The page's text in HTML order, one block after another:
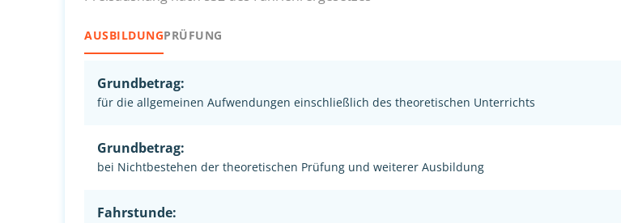
AUSBILDUNGPRÜFUNG
Grundbetrag:
für die allgemeinen Aufwendungen einschließlich des theoretischen Unterrichts
Grundbetrag:
bei Nichtbestehen der theoretischen Prüfung und weiterer Ausbildung
Fahrstunde: